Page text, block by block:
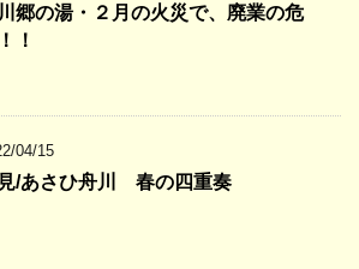
郷の湯・２月の火災で、廃業の危
！
04/15
/あさひ舟川 春の四重奏